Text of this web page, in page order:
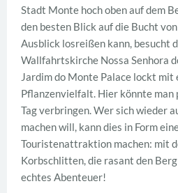
Stadt Monte hoch oben auf dem
den besten Blick auf die Bucht
Ausblick losreißen kann, besucht
Wallfahrtskirche Nossa Senhora
Jardim do Monte Palace lockt mit
Pflanzenvielfalt. Hier könnte man
Tag verbringen. Wer sich wieder
machen will, kann dies in Form
Touristenattraktion machen: mit
Korbschlitten, die rasant den
echtes Abenteuer!